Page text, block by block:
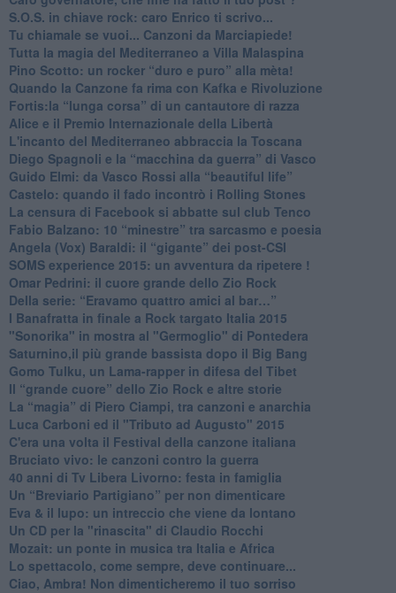
S.O.S. in chiave rock: caro Enrico ti scrivo...
Tu chiamale se vuoi... Canzoni da Marciapiede!
​Tutta la magia del Mediterraneo a Villa Malaspina
​Pino Scotto: un rocker “duro e puro” alla mèta!
​Quando la Canzone fa rima con Kafka e Rivoluzione
​Fortis:la “lunga corsa” di un cantautore di razza
Alice e il Premio Internazionale della Libertà
​L'incanto del Mediterraneo abbraccia la Toscana
​Diego Spagnoli e la “macchina da guerra” di Vasco
​Guido Elmi: da Vasco Rossi alla “beautiful life”
​Castelo: quando il fado incontrò i Rolling Stones
La censura di Facebook si abbatte sul club Tenco
Fabio Balzano: 10 “minestre” tra sarcasmo e poesia
Angela (Vox) Baraldi: il “gigante” dei post-CSI
​SOMS experience 2015: un avventura da ripetere !
Omar Pedrini: il cuore grande dello Zio Rock
Della serie: “Eravamo quattro amici al bar…”
I Banafratta in finale a Rock targato Italia 2015
"Sonorika" in mostra al "Germoglio" di Pontedera
​Saturnino,il più grande bassista dopo il Big Bang
​Gomo Tulku, un Lama-rapper in difesa del Tibet
​Il “grande cuore” dello Zio Rock e altre storie
La “magia” di Piero Ciampi, tra canzoni e anarchia
Luca Carboni ed il "Tributo ad Augusto" 2015
C'era una volta il Festival della canzone italiana
Bruciato vivo: le canzoni contro la guerra
40 anni di Tv Libera Livorno: festa in famiglia
Un “Breviario Partigiano” per non dimenticare
Eva & il lupo: un intreccio che viene da lontano
Un CD per la "rinascita" di Claudio Rocchi
Mozait: un ponte in musica tra Italia e Africa
Lo spettacolo, come sempre, deve continuare...
Ciao, Ambra! Non dimenticheremo il tuo sorriso